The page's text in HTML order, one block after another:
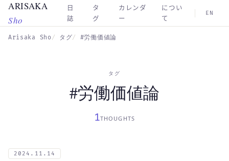
Skip to main content
ARISAKA
Sho
日
誌
タ
グ
カレンダ
ー
につい
て
EN
Arisaka Sho タグ #労働価値論
タグ
#労働価値論
1THOUGHTS
2024.11.14